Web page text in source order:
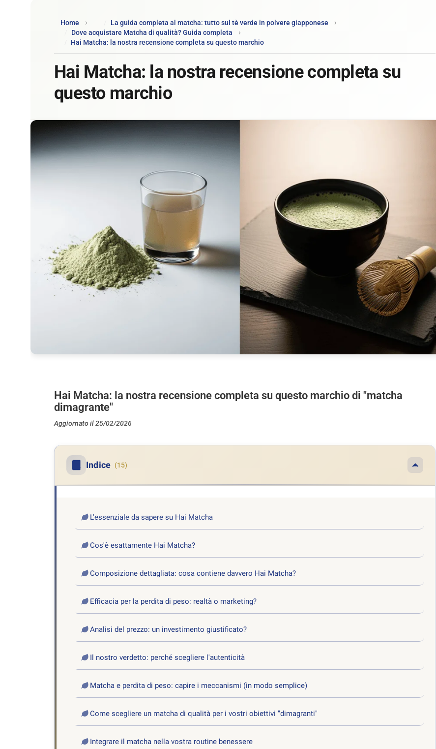
Home
La guida completa al matcha: tutto sul tè verde in polvere giapponese
Dove acquistare Matcha di qualità? Guida completa
Hai Matcha: la nostra recensione completa su questo marchio
Hai Matcha: la nostra recensione completa su
questo marchio
Hai Matcha: la nostra recensione completa su questo marchio di "matcha
dimagrante"
Aggiornato il 25/02/2026
Indice (15)
L'essenziale da sapere su Hai Matcha
Cos'è esattamente Hai Matcha?
Composizione dettagliata: cosa contiene davvero Hai Matcha?
Efficacia per la perdita di peso: realtà o marketing?
Analisi del prezzo: un investimento giustificato?
Il nostro verdetto: perché scegliere l'autenticità
Matcha e perdita di peso: capire i meccanismi (in modo semplice)
Come scegliere un matcha di qualità per i vostri obiettivi "dimagranti"
Integrare il matcha nella vostra routine benessere